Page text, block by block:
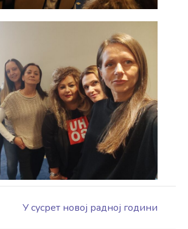
У сусрет новој радној години